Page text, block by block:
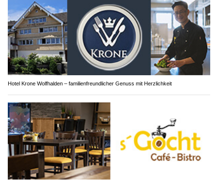
Hotel Krone Wolfhalden – familienfreundlicher Genuss mit Herzlichkeit